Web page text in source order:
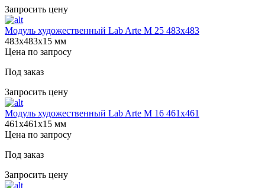
Запросить цену
Модуль художественный Lab Arte М 25 483х483
483х483х15 мм
Цена по запросу
Под заказ
Запросить цену
Модуль художественный Lab Arte М 16 461х461
461х461х15 мм
Цена по запросу
Под заказ
Запросить цену